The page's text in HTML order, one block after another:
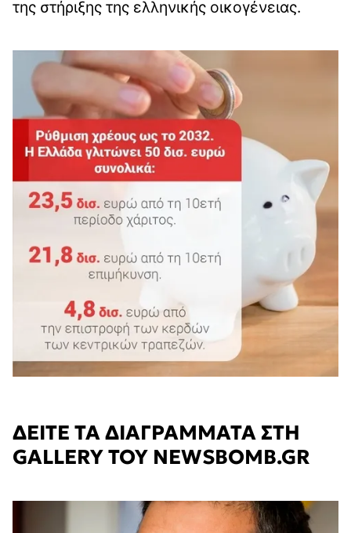
της στήριξης της ελληνικής οικογένειας.
ΔΕΙΤΕ ΤΑ ΔΙΑΓΡΑΜΜΑΤΑ ΣΤΗ
GALLERY TOY NEWSBOMB.GR